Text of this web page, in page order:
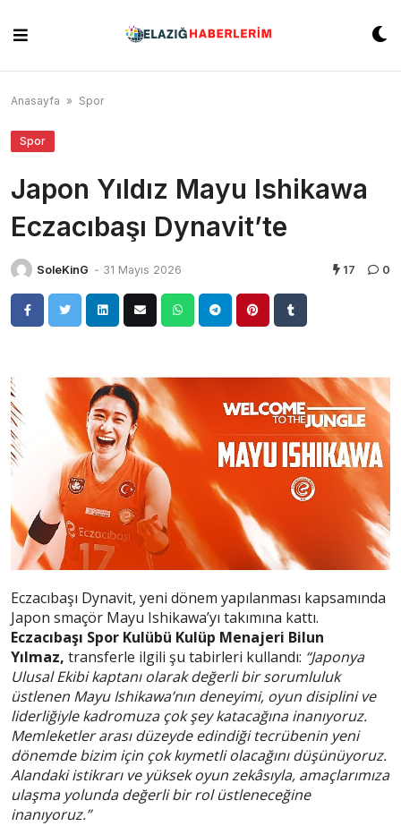
content
Anasayfa » Spor
Spor
Japon Yıldız Mayu Ishikawa
Eczacıbaşı Dynavit’te
SoleKinG - 31 Mayıs 2026 17 0
Eczacıbaşı Dynavit, yeni dönem yapılanması kapsamında
Japon smaçör Mayu Ishikawa’yı takımına kattı.
Eczacıbaşı Spor Kulübü Kulüp Menajeri Bilun
Yılmaz, transferle ilgili şu tabirleri kullandı: “Japonya
Ulusal Ekibi kaptanı olarak değerli bir sorumluluk
üstlenen Mayu Ishikawa’nın deneyimi, oyun disiplini ve
liderliğiyle kadromuza çok şey katacağına inanıyoruz.
Memleketler arası düzeyde edindiği tecrübenin yeni
dönemde bizim için çok kıymetli olacağını düşünüyoruz.
Alandaki istikrarı ve yüksek oyun zekâsıyla, amaçlarımıza
ulaşma yolunda değerli bir rol üstleneceğine
inanıyoruz.”